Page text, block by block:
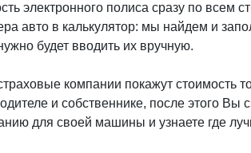
электронного полиса сразу по всем
авто в калькулятор: мы найдем и
будет вводить их вручную.
компании покажут стоимость
и собственнике, после этого Вы
для своей машины и узнаете где